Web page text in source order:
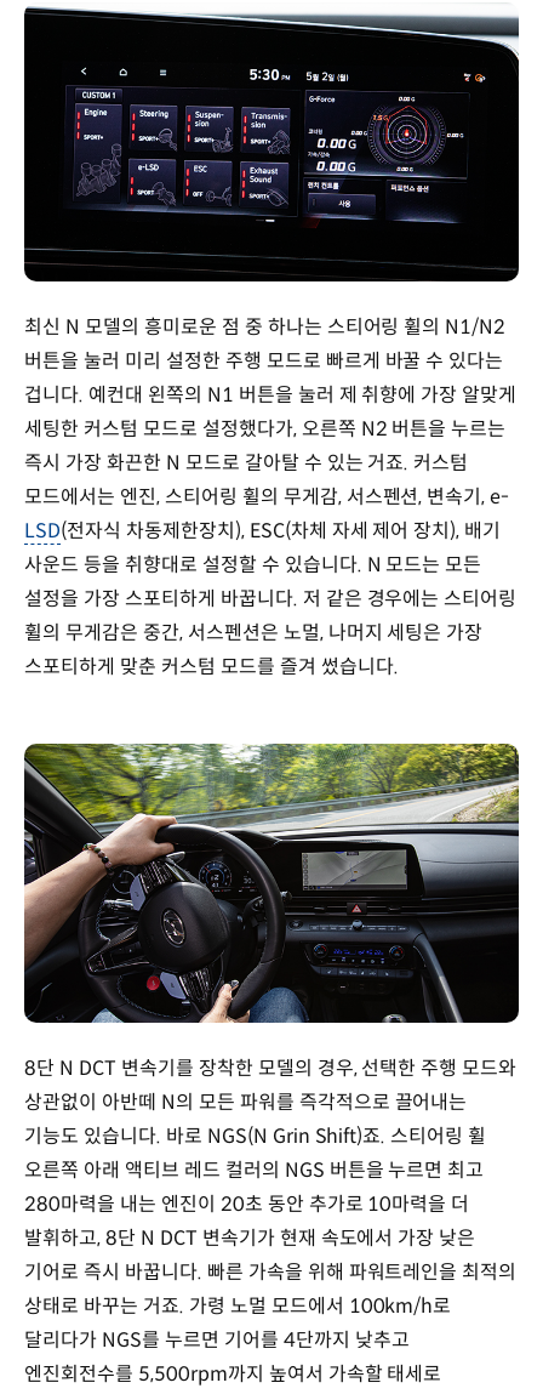
최신 N 모델의 흥미로운 점 중 하나는 스티어링 휠의 N1/N2
버튼을 눌러 미리 설정한 주행 모드로 빠르게 바꿀 수 있다는
겁니다. 예컨대 왼쪽의 N1 버튼을 눌러 제 취향에 가장 알맞게
세팅한 커스텀 모드로 설정했다가, 오른쪽 N2 버튼을 누르는
즉시 가장 화끈한 N 모드로 갈아탈 수 있는 거죠. 커스텀
모드에서는 엔진, 스티어링 휠의 무게감, 서스펜션, 변속기, e-
LSD(전자식 차동제한장치), ESC(차체 자세 제어 장치), 배기
사운드 등을 취향대로 설정할 수 있습니다. N 모드는 모든
설정을 가장 스포티하게 바꿉니다. 저 같은 경우에는 스티어링
휠의 무게감은 중간, 서스펜션은 노멀, 나머지 세팅은 가장
스포티하게 맞춘 커스텀 모드를 즐겨 썼습니다.
8단 N DCT 변속기를 장착한 모델의 경우, 선택한 주행 모드와
상관없이 아반떼 N의 모든 파워를 즉각적으로 끌어내는
기능도 있습니다. 바로 NGS(N Grin Shift)죠. 스티어링 휠
오른쪽 아래 액티브 레드 컬러의 NGS 버튼을 누르면 최고
280마력을 내는 엔진이 20초 동안 추가로 10마력을 더
발휘하고, 8단 N DCT 변속기가 현재 속도에서 가장 낮은
기어로 즉시 바꿉니다. 빠른 가속을 위해 파워트레인을 최적의
상태로 바꾸는 거죠. 가령 노멀 모드에서 100km/h로
달리다가 NGS를 누르면 기어를 4단까지 낮추고
엔진회전수를 5,500rpm까지 높여서 가속할 태세로